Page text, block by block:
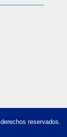
reservados.